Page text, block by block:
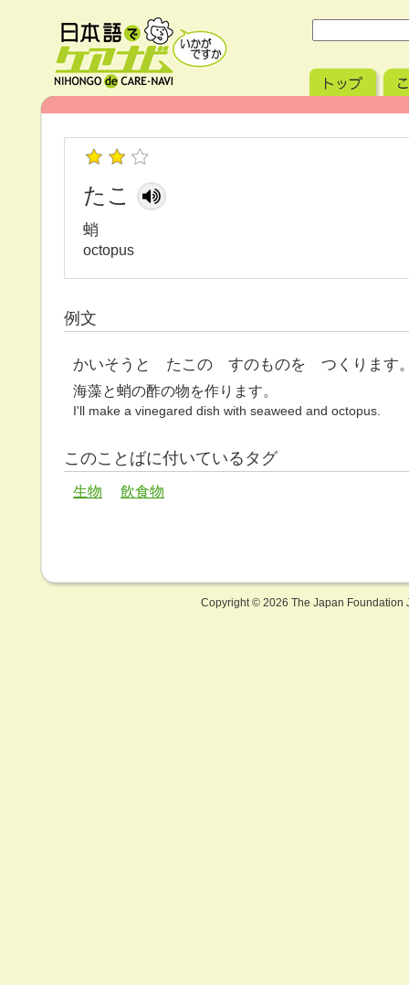
たこ
蛸
octopus
例文
かいそうと たこの すのものを つくります
海藻と蛸の酢の物を作ります。
I'll make a vinegared dish with seaweed and octopus.
このことばに付いているタグ
生物 飲食物
Copyright © 2026 The Japan Foundation